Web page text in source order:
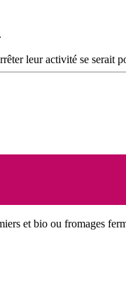
leur activité se serait
et bio ou fromages